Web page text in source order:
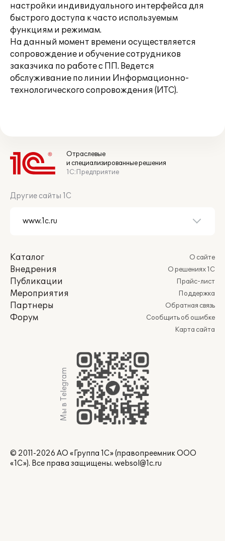
настройки индивидуального интерфейса для
быстрого доступа к часто используемым
функциям и режимам.
На данный момент времени осуществляется
сопровождение и обучение сотрудников
заказчика по работе с ПП. Ведется
обслуживание по линии Информационно-
технологического сопровождения (ИТС).
Отраслевые
и специализированные решения
1С:Предприятие
Другие сайты 1С
Каталог
Внедрения
Публикации
Мероприятия
Партнеры
Форум
О сайте
О решениях 1С
Прайс-лист
Поддержка
Обратная связь
Сообщить об ошибке
Карта сайта
Мы в Telegram
© 2011-2026 АО «Группа 1С» (правопреемник ООО
«1С»). Все права защищены. websol@1c.ru